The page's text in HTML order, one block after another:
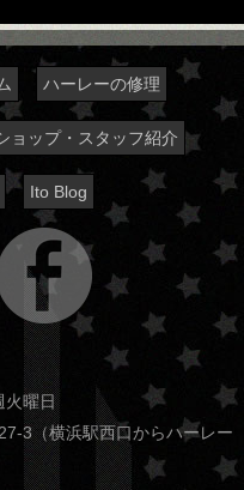
ハーレーの修理
ョップ・スタッフ紹介
Ito Blog
曜日
3（横浜駅西口からハーレー